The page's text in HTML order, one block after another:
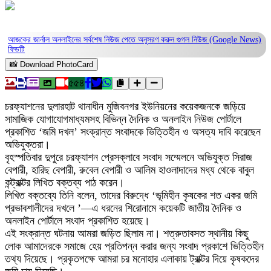
আজকের জার্নাল অনলাইনের সর্বশেষ নিউজ পেতে অনুসরণ করুন গুগল নিউজ (Google News)
ফিডটি
📸 Download PhotoCard
৫৫৪
চরফ্যাশনের দুলারহাট থানাধীন মুজিবনগর ইউনিয়নের কয়েকজনকে জড়িয়ে
সামাজিক যোগাযোগমাধ্যমসহ বিভিন্ন দৈনিক ও অনলাইন নিউজ পোর্টালে
প্রকাশিত ‘জমি দখল’ সংক্রান্ত সংবাদকে ভিত্তিহীন ও অসত্য দাবি করেছেন
অভিযুক্তরা।
বৃহস্পতিবার দুপুরে চরফ্যাশন প্রেসক্লাবে সংবাদ সম্মেলনে অভিযুক্ত সিরাজ
বেপারী, হারিছ বেপারী, রুবেল বেপারী ও আলিম হাওলাদাদের মধ্য থেকে বাবুল
কন্ট্রাক্টর লিখিত বক্তব্য পাঠ করেন।
লিখিত বক্তব্যে তিনি বলেন, তাদের বিরুদ্ধে ‘ভূমিহীন কৃষকের শত একর জমি
প্রভাবশালীদের দখলে ’—এ ধরনের শিরোনামে কয়েকটি জাতীয় দৈনিক ও
অনলাইন পোর্টালে সংবাদ প্রকাশিত হয়েছে।
এই সংক্রান্ত ঘটনায় আমরা জড়িত ছিলাম না। শত্রুতাবসত স্থানীয় কিছু
লোক আমাদেরকে সমাজে হেয় প্রতিপন্ন করার জন্য সংবাদ প্রকাশে ভিত্তিহীন
তথ্য দিয়েছে। প্রকৃতপক্ষে আমরা চর মনোহার এলাকায় ট্রাক্টর দিয়ে কৃষকদের